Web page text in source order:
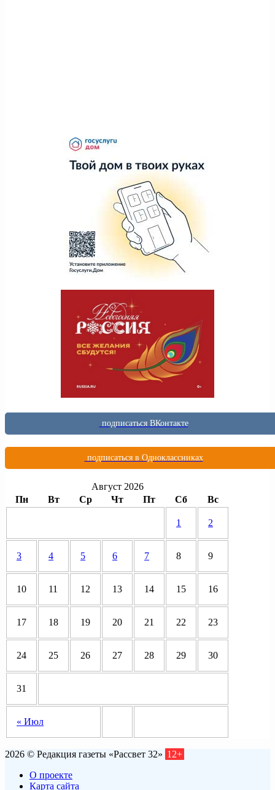
подписаться ВКонтакте
подписаться в Одноклассниках
Август 2026
Пн
Вт Ср Чт Пт Сб Вс
« Июл
1 2
3 4 5 6 7 8 9
10 11 12 13 14 15 16
17 18 19 20 21 22 23
24 25 26 27 28 29 30
31
2026 © Редакция газеты «Рассвет 32» 12+
О проекте
Карта сайта